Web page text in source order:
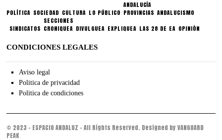
POLÍTICA SOCIEDAD CULTURA LO PÚBLICO
ANDALUCÍA
PROVINCIAS ANDALUCISMO
SINDICATOS
SECCIONES
CRONIQUEA DIVULGUEA EXPLIQUEA LAS 28 DE EA OPINIÓN
CONDICIONES LEGALES
Aviso legal
Politica de privacidad
Politica de condiciones
© 2023 - ESPACIO ANDALUZ - All Rights Reserved. Designed by VANGUARD
PEAK